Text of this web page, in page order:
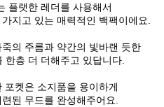
플랫한 레더를 사용해서
지고 있는 매력적인 백팩이에요.
의 주름과 약간의 빛바랜 듯한
한층 더 더해주고 있답니다.
포켓은 소지품을 용이하게
된 무드를 완성해주어요.